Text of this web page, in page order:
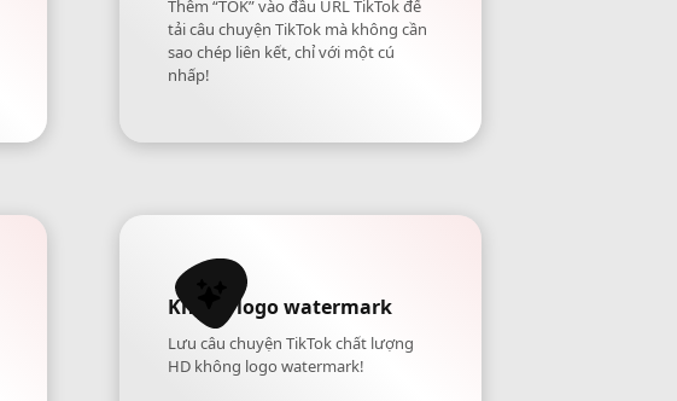
Thêm “TOK” vào đầu URL TikTok để
tải câu chuyện TikTok mà không cần
sao chép liên kết, chỉ với một cú
nhấp!
Không logo watermark
Lưu câu chuyện TikTok chất lượng
HD không logo watermark!